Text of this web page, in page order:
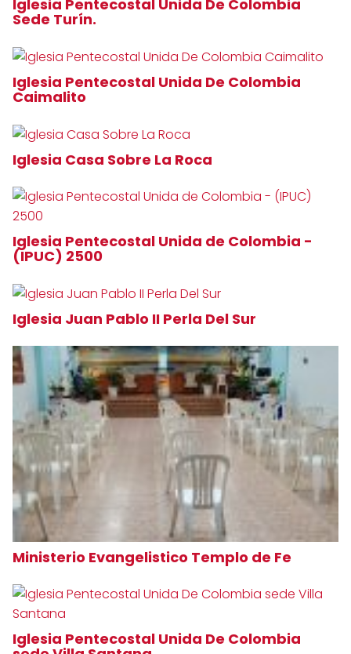
Iglesia Pentecostal Unida De Colombia
Sede Turín.
Iglesia Pentecostal Unida De Colombia
Caimalito
Iglesia Casa Sobre La Roca
Iglesia Pentecostal Unida de Colombia -
(IPUC) 2500
Iglesia Juan Pablo II Perla Del Sur
Ministerio Evangelistico Templo de Fe
Iglesia Pentecostal Unida De Colombia